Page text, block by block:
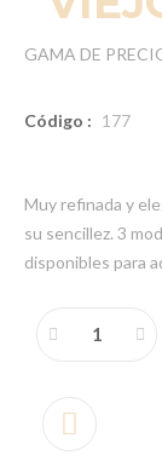
GAMA DE
Código : 177
Muy refinada y
su sencillez. 3
disponibles para